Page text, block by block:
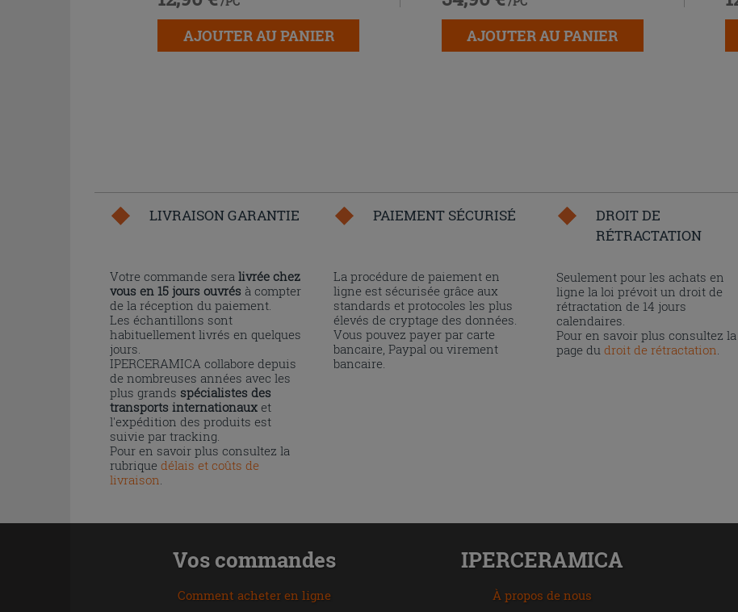
AJOUTER AU PANIER AJOUTER AU PANIER
LIVRAISON GARANTIE
Votre commande sera livrée chez
vous en 15 jours ouvrés à compter
de la réception du paiement.
Les échantillons sont
habituellement livrés en quelques
jours.
IPERCERAMICA collabore depuis
de nombreuses années avec les
plus grands spécialistes des
transports internationaux et
l'expédition des produits est
suivie par tracking.
Pour en savoir plus consultez la
rubrique délais et coûts de
livraison.
PAIEMENT SÉCURISÉ
La procédure de paiement en
ligne est sécurisée grâce aux
standards et protocoles les plus
élevés de cryptage des données.
Vous pouvez payer par carte
bancaire, Paypal ou virement
bancaire.
DROIT DE
RÉTRACTATION
Seulement pour les achats en
ligne la loi prévoit un droit de
rétractation de 14 jours
calendaires.
Pour en savoir plus consultez la
page dudroit de rétractation.
Vos commandes
Comment acheter en ligne
IPERCERAMICA
À propos de nous